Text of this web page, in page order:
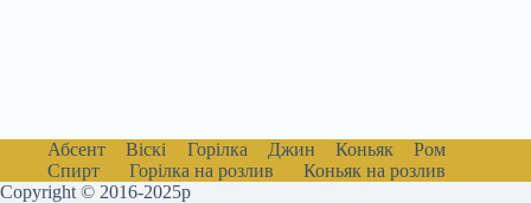
Абсент Віскі Горілка Джин Коньяк
Ром
Спирт
Горілка на розлив
Коньяк на розлив
Copyright © 2016-2025р